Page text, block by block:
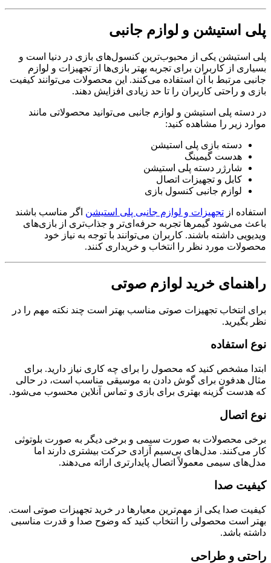
پلی استیشن و لوازم جانبی
پلی استیشن یکی از محبوب‌ترین کنسول‌های بازی در دنیا است و
بسیاری از کاربران برای تجربه بهتر بازی‌ها از تجهیزات و لوازم
جانبی مرتبط با آن استفاده می‌کنند. این محصولات می‌توانند کیفیت
بازی و راحتی کاربران را تا حد زیادی افزایش دهند.
در دسته پلی استیشن و لوازم جانبی می‌توانید محصولاتی مانند
موارد زیر را مشاهده کنید:
دسته بازی پلی استیشن
هدست گیمینگ
شارژر دسته پلی استیشن
کابل و تجهیزات اتصال
لوازم جانبی کنسول بازی
استفاده از تجهیزات و لوازم جانبی پلی استیشن اگر مناسب باشند
باعث می‌شود گیمرها تجربه حرفه‌ای‌تر و جذاب‌تری از بازی‌های
ویدیویی داشته باشند. کاربران می‌توانند با توجه به نیاز خود
محصولات مورد نظر را انتخاب و خریداری کنند.
راهنمای خرید لوازم صوتی
برای انتخاب تجهیزات صوتی مناسب بهتر است چند نکته مهم را در
نظر بگیرید.
نوع استفاده
ابتدا مشخص کنید که محصول را برای چه کاری نیاز دارید. برای
مثال هدفون برای گوش دادن به موسیقی مناسب است، در حالی
که هدست گزینه بهتری برای بازی و تماس آنلاین محسوب می‌شود.
نوع اتصال
برخی محصولات به صورت سیمی و برخی دیگر به صورت بلوتوثی
کار می‌کنند. مدل‌های بی‌سیم آزادی حرکت بیشتری دارند اما
مدل‌های سیمی معمولاً اتصال پایدارتری ارائه می‌دهند.
کیفیت صدا
کیفیت صدا یکی از مهم‌ترین معیارها در خرید تجهیزات صوتی است.
بهتر است محصولی را انتخاب کنید که وضوح صدا و قدرت مناسبی
داشته باشد.
راحتی و طراحی